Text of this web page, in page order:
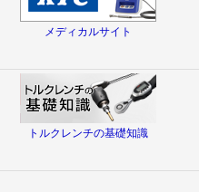
メディカルサイト
トルクレンチの基礎知識